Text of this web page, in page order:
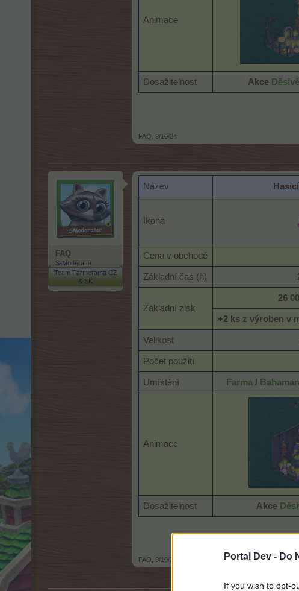
Portal Dev - Do
If you wish to opt-
Animace
Dosažitelnost Akce
FAQ 9/10/24
FAQ
S-Moderator
Team Farmerama CZ
& SK
Název
Ikona
Cena v obchodě
Základní čas (h)
Základní zisk
26
+2 ks z výroben v
Velikost
Počet použití
Umístění Farma/
Animace
Dosažitelnost Akce
FAQ 9/10/24